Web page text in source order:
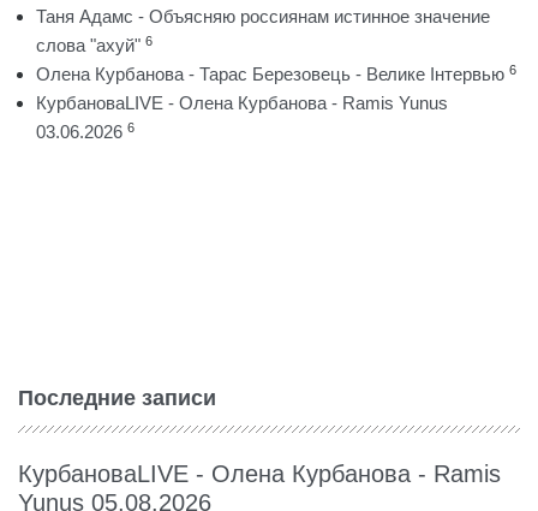
Таня Адамс - Объясняю россиянам истинное значение
слова "ахуй" 6
Олена Курбанова - Тарас Березовець - Велике Інтервью 6
КурбановаLIVE - Олена Курбанова - Ramis Yunus
03.06.2026 6
Последние записи
КурбановаLIVE - Олена Курбанова - Ramis
Yunus 05.08.2026